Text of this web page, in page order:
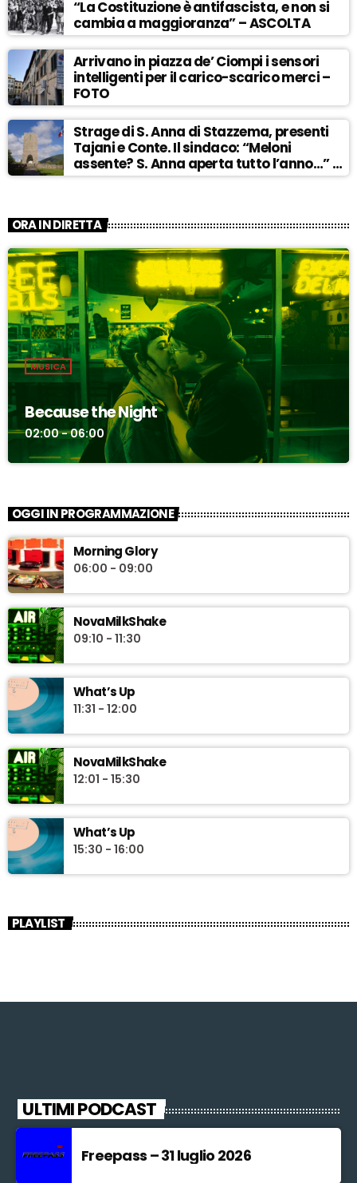
“La Costituzione è antifascista, e non si
cambia a maggioranza” – ASCOLTA
Arrivano in piazza de’ Ciompi i sensori
intelligenti per il carico-scarico merci –
FOTO
Strage di S. Anna di Stazzema, presenti
Tajani e Conte. Il sindaco: “Meloni
assente? S. Anna aperta tutto l’anno…” –
ASCOLTA
ORA IN DIRETTA
MUSICA
Because the Night
02:00 - 06:00
OGGI IN PROGRAMMAZIONE
Morning Glory
06:00 - 09:00
NovaMilkShake
09:10 - 11:30
What’s Up
11:31 - 12:00
NovaMilkShake
12:01 - 15:30
What’s Up
15:30 - 16:00
PLAYLIST
ULTIMI PODCAST
Freepass – 31 luglio 2026